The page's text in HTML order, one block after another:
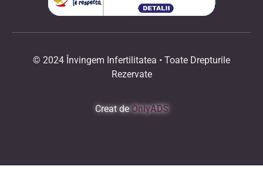
© 2024 Învingem Infertilitatea • Toate Drepturile
Rezervate
Creat deOnlyADS